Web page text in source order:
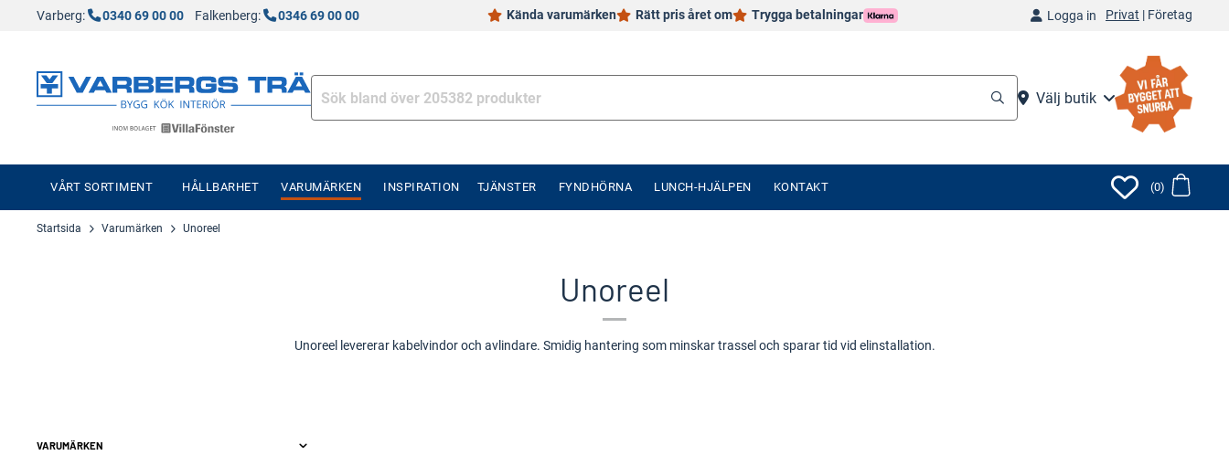
Varberg: 0340 69 00 00 Falkenberg: 0346 69 00 00 Kända varumärken Rätt pris året om Trygga betalningar Logga in Privat | Företag
Välj butik
VÅRT SORTIMENT HÅLLBARHET VARUMÄRKEN INSPIRATION TJÄNSTER FYNDHÖRNA LUNCH-HJÄLPEN KONTAKT (0)
Startsida Varumärken Unoreel
Unoreel
Unoreel levererar kabelvindor och avlindare. Smidig hantering som minskar trassel och sparar tid vid elinstallation.
VARUMÄRKEN